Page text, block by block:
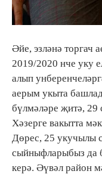
Әйе, эзләнә торгач
2019/2020 нче уку
алып
аерым укыта
бүлмәләре җитә,
Хәзерге вакытта
Дөрес, 25 укучылы
сыйныфларыбыз да
керә. Әүвәл район